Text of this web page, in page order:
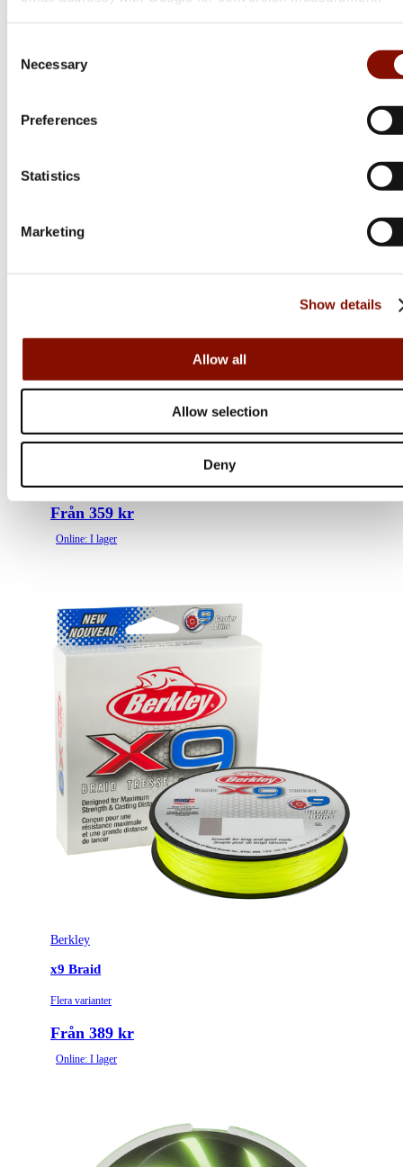
Selection
Necessary
Preferences
Statistics
Marketing
Show details
Allow all
Allow selection
Deny
Från 359 kr
Online: I lager
Berkley
x9 Braid
Flera varianter
Från 389 kr
Online: I lager